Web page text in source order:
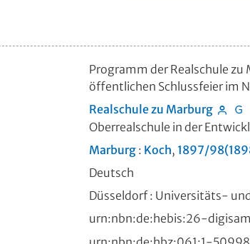
Programm der Realschule zu
öffentlichen Schlussfeier im
Realschule zu Marburg
Oberrealschule in der
Marburg : Koch, 1897/
Deutsch
Düsseldorf : Universitäts-
urn:nbn:de:hebis:26-